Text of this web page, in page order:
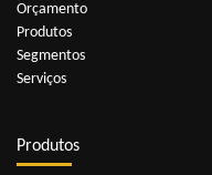
Orçamento
Produtos
Segmentos
Serviços
Produtos